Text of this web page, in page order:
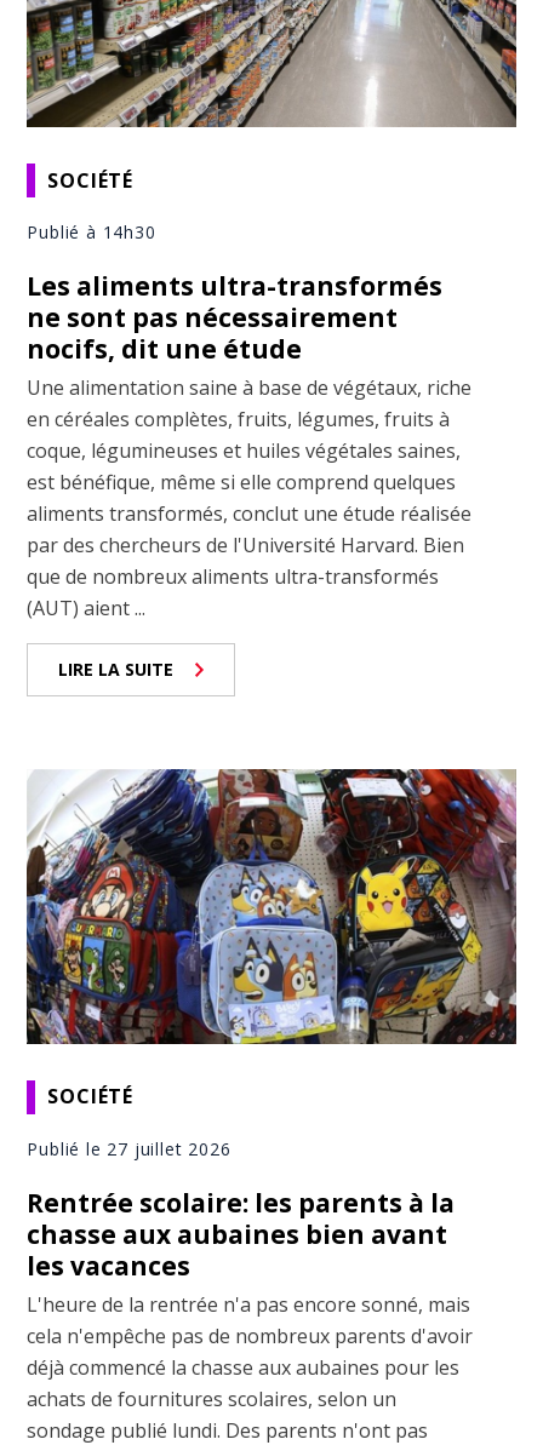
SOCIÉTÉ
Publié à 14h30
Les aliments ultra-transformés
ne sont pas nécessairement
nocifs, dit une étude
Une alimentation saine à base de végétaux, riche
en céréales complètes, fruits, légumes, fruits à
coque, légumineuses et huiles végétales saines,
est bénéfique, même si elle comprend quelques
aliments transformés, conclut une étude réalisée
par des chercheurs de l'Université Harvard. Bien
que de nombreux aliments ultra-transformés
(AUT) aient ...
LIRE LA SUITE
SOCIÉTÉ
Publié le 27 juillet 2026
Rentrée scolaire: les parents à la
chasse aux aubaines bien avant
les vacances
L'heure de la rentrée n'a pas encore sonné, mais
cela n'empêche pas de nombreux parents d'avoir
déjà commencé la chasse aux aubaines pour les
achats de fournitures scolaires, selon un
sondage publié lundi. Des parents n'ont pas